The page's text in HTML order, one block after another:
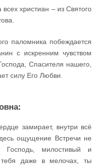
христиан – из Святого
паломника побеждается
с искренним чувством
Спасителя нашего,
силу Его Любви.
замирает, внутри всё
ощущение Встречи не
милостивый и
даже в мелочах, ты